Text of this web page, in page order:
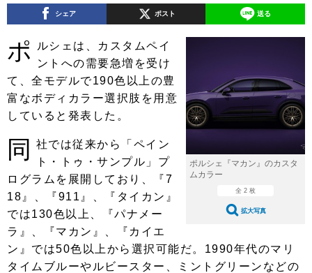
中国 四国
九州
注目の記事
ショップレポート 愛車 File
ストップ！不具合修理＆粗悪修理
鈑金・塗装
ディテイリング
洗車
ヘッドライト磨き コーティング
フィルム・ラッピング
小キズ直し 防錆
特集記事
ストップ 不具合修理＆粗悪修理
カーメーカー「旧車」関連プロジェ
クト
コラム
ショップ紹介
ショップレポート
レストア
カーメーカー「旧車」関連プロジ
ェクト
コラム
イベント
シェア ポスト 送る
ポルシェ『マカン』のカスタ
ムカラー
全 2 枚
拡大写真
ポ
ルシェは、カスタムペイ
ントへの需要急増を受け
て、全モデルで190色以上の豊
富なボディカラー選択肢を用意
していると発表した。
同
社では従来から「ペイン
ト・トゥ・サンプル」プ
ログラムを展開しており、『7
18』、『911』、『タイカン』
では130色以上、『パナメー
ラ』、『マカン』、『カイエ
ン』では50色以上から選択可能だ。1990年代のマリ
タイムブルーやルビースター、ミントグリーンなどの